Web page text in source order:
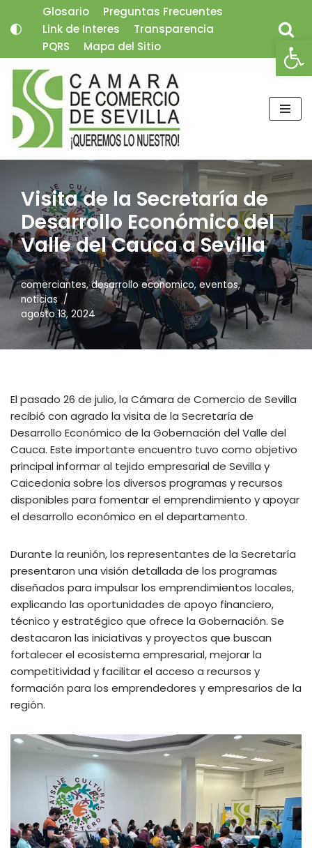
Saltar
contenido
Glosario
Preguntas Frecuentes
Link de Interes
Transparencia
PQRS
Mapa del Sitio
Visita de la Secretaría de
Desarrollo Económico del
Valle del Cauca a Sevilla
comerciantes,desarrollo economico, eventos,
noticias
agosto 13, 2024
El pasado 26 de julio, la Cámara de Comercio de Sevilla
recibió con agrado la visita de la Secretaría de
Desarrollo Económico de la Gobernación del Valle del
Cauca. Este importante encuentro tuvo como objetivo
principal informar al tejido empresarial de Sevilla y
Caicedonia sobre los diversos programas y recursos
disponibles para fomentar el emprendimiento y apoyar
el desarrollo económico en el departamento.
Durante la reunión, los representantes de la Secretaría
presentaron una visión detallada de los programas
diseñados para impulsar los emprendimientos locales,
explicando las oportunidades de apoyo financiero,
técnico y estratégico que ofrece la Gobernación. Se
destacaron las iniciativas y proyectos que buscan
fortalecer el ecosistema empresarial, mejorar la
competitividad y facilitar el acceso a recursos y
formación para los emprendedores y empresarios de la
región.